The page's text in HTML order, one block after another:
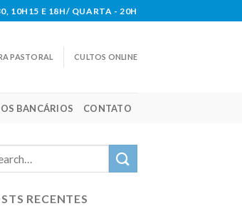
10H15 E 18H/ QUARTA - 20H
PASTORAL CULTOS ONLINE
BANCÁRIOS CONTATO
RECENTES